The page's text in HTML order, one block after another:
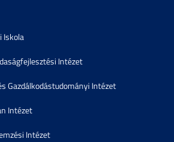
Iskola
Intézet
Gazdálkodástudományi Intézet
Intézet
Intézet